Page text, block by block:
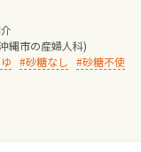
縄市の産婦人科)
砂糖なし
砂糖不使